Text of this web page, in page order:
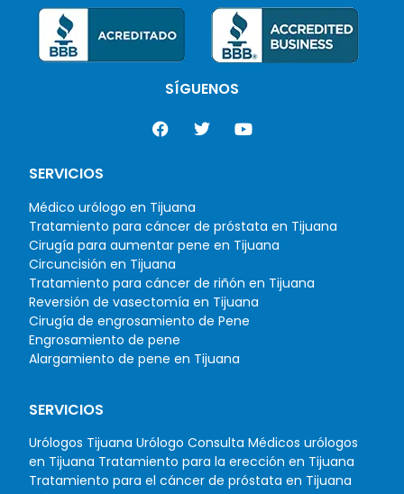
SÍGUENOS
SERVICIOS
Médico urólogo en Tijuana
Tratamiento para cáncer de próstata en Tijuana
Cirugía para aumentar pene en Tijuana
Circuncisión en Tijuana
Tratamiento para cáncer de riñón en Tijuana
Reversión de vasectomía en Tijuana
Cirugía de engrosamiento de Pene
Engrosamiento de pene
Alargamiento de pene en Tijuana
SERVICIOS
Urólogos Tijuana Urólogo Consulta Médicos urólogos
en Tijuana Tratamiento para la erección en Tijuana
Tratamiento para el cáncer de próstata en Tijuana